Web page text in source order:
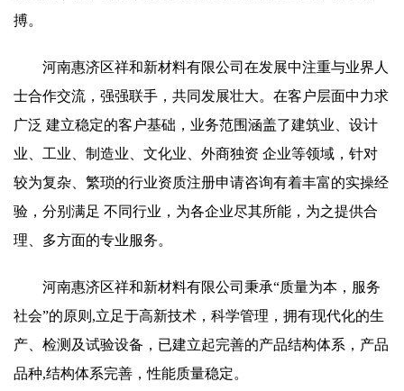
搏。
河南惠济区祥和新材料有限公司在发展中注重与业界人
士合作交流，强强联手，共同发展壮大。在客户层面中力求
广泛 建立稳定的客户基础，业务范围涵盖了建筑业、设计
业、工业、制造业、文化业、外商独资 企业等领域，针对
较为复杂、繁琐的行业资质注册申请咨询有着丰富的实操经
验，分别满足 不同行业，为各企业尽其所能，为之提供合
理、多方面的专业服务。
河南惠济区祥和新材料有限公司秉承“质量为本，服务
社会”的原则,立足于高新技术，科学管理，拥有现代化的生
产、检测及试验设备，已建立起完善的产品结构体系，产品
品种,结构体系完善，性能质量稳定。